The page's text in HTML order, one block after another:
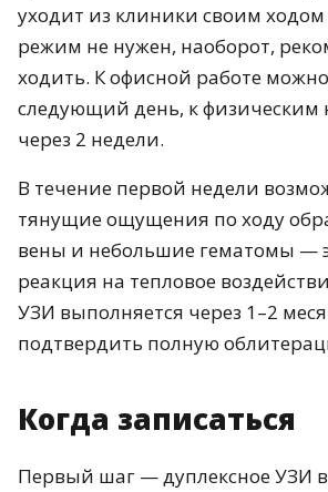
уходит из клиники своим
режим не нужен, наоборот,
ходить. К офисной работе
следующий день, к физическим
через 2 недели.
В течение первой недели
тянущие ощущения по ходу
вены и небольшие гематомы —
реакция на тепловое
УЗИ выполняется через 1–2
подтвердить полную
Когда записаться
Первый шаг — дуплексное УЗИ